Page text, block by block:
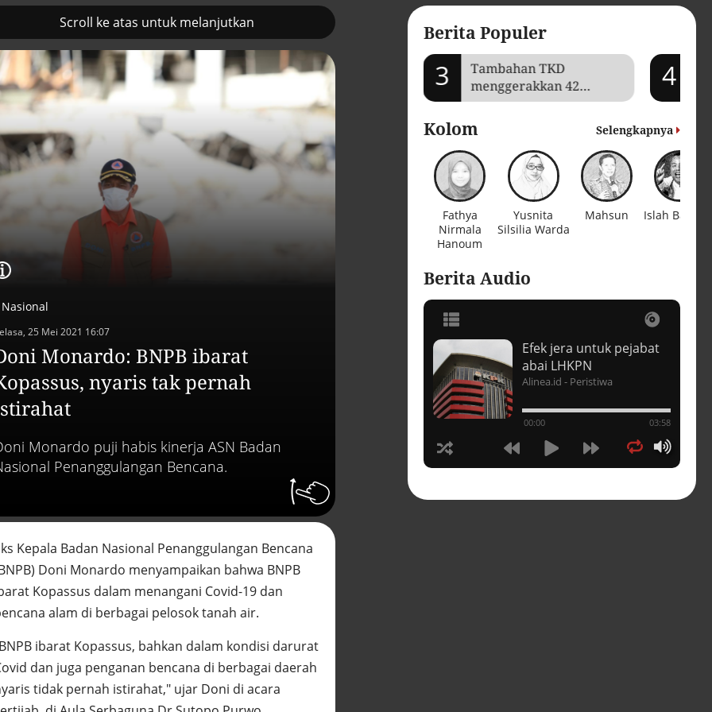
Scroll ke atas untuk melanjutkan
Nasional
25 Mei 2021 16:07
Monardo: BNPB ibarat
nyaris tak pernah
Monardo puji habis kinerja ASN Badan
Penanggulangan Bencana.
Kepala Badan Nasional Penanggulangan Bencana
Doni Monardo menyampaikan bahwa BNPB
Kopassus dalam menangani Covid-19 dan
alam di berbagai pelosok tanah air.
ibarat Kopassus, bahkan dalam kondisi darurat
dan juga penganan bencana di berbagai daerah
tidak pernah istirahat," ujar Doni di acara
Berita Populer
Prancis kerahkan kapal
induk nuklir untuk misi
Selat Hormuz
2
Pemulihan ekonomi Aceh
3
Tambahan TKD
menggerakkan 42
kegiatan di
4
Kolom Selengkapnya
Fathya
Nirmala
Hanoum
Yusnita
Silsilia Warda
Mahsun Islah
Berita Audio
Efek jera untuk pejabat
abai LHKPN
Alinea.id - Peristiwa
Vatikan, ada prediksi tahun
Alinea.id - Peristiwa
Akar persoalan
berulangnya kekerasan
terhadap PMI di Malaysia
Alinea.id - Peristiwa
DPR minta penerbitan
sertifikat pagar laut
Alinea.id - Peristiwa
Mungkinkah duet Anies-
Ahok terealisasi di Pilpres
2029?
Efek jera untuk pejabat
abai LHKPN
Alinea.id - Peristiwa
00:00 03:58